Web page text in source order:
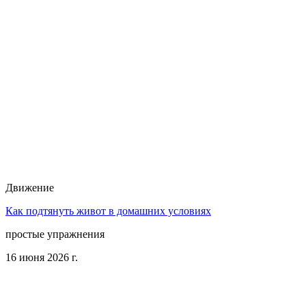
Движение
Как подтянуть живот в домашних условиях
простые упражнения
16 июня 2026 г.